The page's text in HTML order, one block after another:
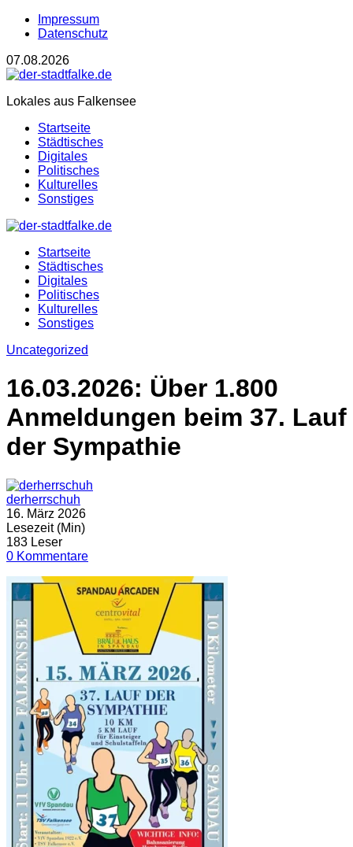
Impressum
Datenschutz
07.08.2026
Lokales aus Falkensee
Startseite
Städtisches
Digitales
Politisches
Kulturelles
Sonstiges
Startseite
Städtisches
Digitales
Politisches
Kulturelles
Sonstiges
Uncategorized
16.03.2026: Über 1.800
Anmeldungen beim 37. Lauf
der Sympathie
derherrschuh
16. März 2026
Lesezeit (Min)
183 Leser
0 Kommentare